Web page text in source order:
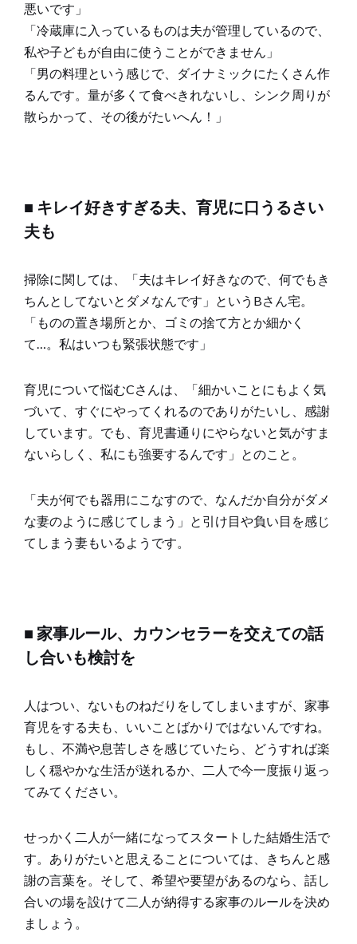
悪いです」
「冷蔵庫に入っているものは夫が管理しているので、
私や子どもが自由に使うことができません」
「男の料理という感じで、ダイナミックにたくさん作
るんです。量が多くて食べきれないし、シンク周りが
散らかって、その後がたいへん！」
■ キレイ好きすぎる夫、育児に口うるさい
夫も
掃除に関しては、「夫はキレイ好きなので、何でもき
ちんとしてないとダメなんです」というBさん宅。
「ものの置き場所とか、ゴミの捨て方とか細かく
て…。私はいつも緊張状態です」
育児について悩むCさんは、「細かいことにもよく気
づいて、すぐにやってくれるのでありがたいし、感謝
しています。でも、育児書通りにやらないと気がすま
ないらしく、私にも強要するんです」とのこと。
「夫が何でも器用にこなすので、なんだか自分がダメ
な妻のように感じてしまう」と引け目や負い目を感じ
てしまう妻もいるようです。
■ 家事ルール、カウンセラーを交えての話
し合いも検討を
人はつい、ないものねだりをしてしまいますが、家事
育児をする夫も、いいことばかりではないんですね。
もし、不満や息苦しさを感じていたら、どうすれば楽
しく穏やかな生活が送れるか、二人で今一度振り返っ
てみてください。
せっかく二人が一緒になってスタートした結婚生活で
す。ありがたいと思えることについては、きちんと感
謝の言葉を。そして、希望や要望があるのなら、話し
合いの場を設けて二人が納得する家事のルールを決め
ましょう。